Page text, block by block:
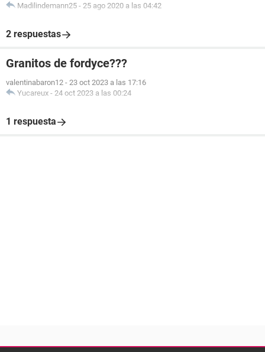
Madilindemann25 - 25 ago 2020 a las 04:42
2 respuestas
Granitos de fordyce???
valentinabaron12 - 23 oct 2023 a las 17:16
Yucareux - 24 oct 2023 a las 00:24
1 respuesta